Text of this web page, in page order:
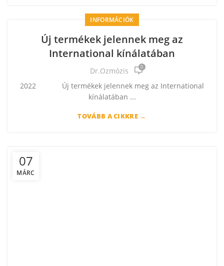
INFORMÁCIÓK
Új termékek jelennek meg az
International kínálatában
Dr.Ozmózis 0
2022 Új termékek jelennek meg az International
kínálatában ...
TOVÁBB A CIKKRE →
07
MÁRC